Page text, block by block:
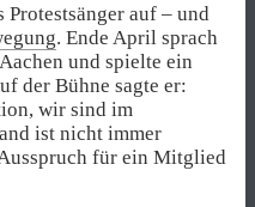
auf – und
. Ende April sprach
und spielte ein
der Bühne sagte er:
wir sind im
ist nicht immer
für ein Mitglied